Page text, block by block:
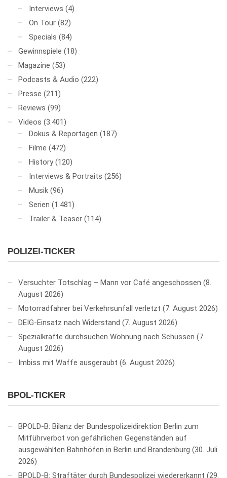
Interviews (4)
On Tour (82)
Specials (84)
Gewinnspiele (18)
Magazine (53)
Podcasts & Audio (222)
Presse (211)
Reviews (99)
Videos (3.401)
Dokus & Reportagen (187)
Filme (472)
History (120)
Interviews & Portraits (256)
Musik (96)
Serien (1.481)
Trailer & Teaser (114)
POLIZEI-TICKER
Versuchter Totschlag – Mann vor Café angeschossen 8.
August 2026
Motorradfahrer bei Verkehrsunfall verletzt
7. August 2026
DEIG-Einsatz nach Widerstand
7. August 2026
Spezialkräfte durchsuchen Wohnung nach Schüssen
7.
August 2026
Imbiss mit Waffe ausgeraubt 6. August 2026
BPOL-TICKER
BPOLD-B: Bilanz der Bundespolizeidirektion Berlin zum
Mitführverbot von gefährlichen Gegenständen auf
ausgewählten Bahnhöfen in Berlin und Brandenburg 30. Juli
2026
BPOLD-B: Straftäter durch Bundespolizei wiedererkannt 29.